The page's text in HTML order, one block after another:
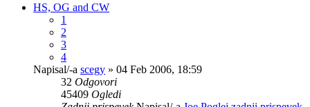
HS, OG and CW
1
2
3
4
Napisal/-a scegy » 04 Feb 2006, 18:59
32 Odgovori
45409 Ogledi